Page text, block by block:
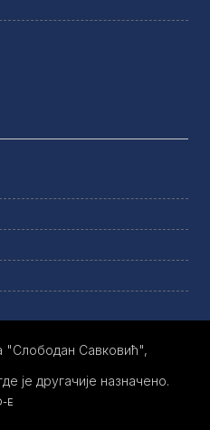
Савковић",
је другачије назначено.
E